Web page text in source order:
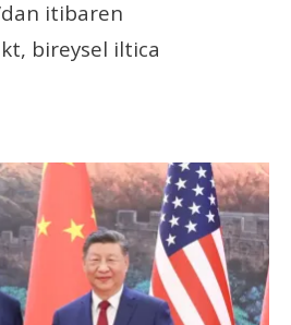
itibaren
bireysel iltica